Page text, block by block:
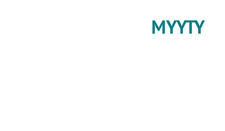
MYYTY